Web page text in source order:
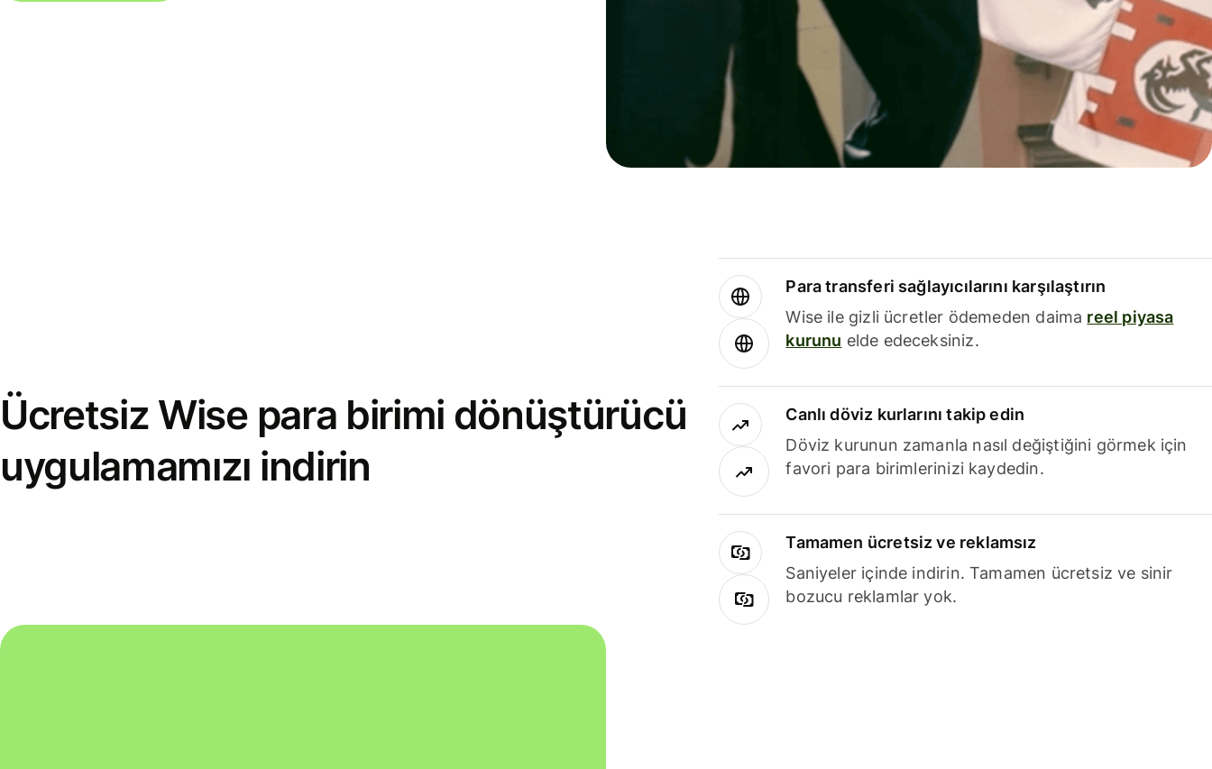
Ücretsiz Wise para birimi dönüştürücü
uygulamamızı indirin
Para transferi sağlayıcılarını karşılaştırın
Wise ile gizli ücretler ödemeden daima reel piyasa
kurunu elde edeceksiniz.
Canlı döviz kurlarını takip edin
Döviz kurunun zamanla nasıl değiştiğini görmek için
favori para birimlerinizi kaydedin.
Tamamen ücretsiz ve reklamsız
Saniyeler içinde indirin. Tamamen ücretsiz ve sinir
bozucu reklamlar yok.